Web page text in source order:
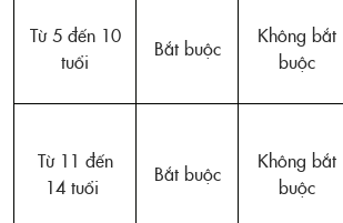
Từ 5 đến 10
tuổi
Bắt buộc
Không bắt
buộc
Từ 11 đến
14 tuổi
Bắt buộc
Không bắt
buộc